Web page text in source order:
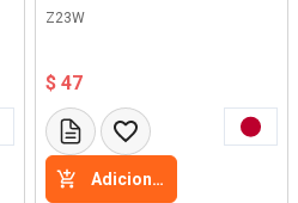
Z23W
$ 47
Adicione a cesta